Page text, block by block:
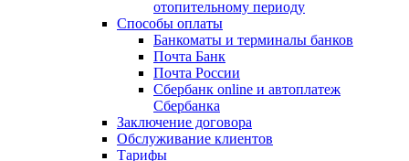
отопительному периоду
Способы оплаты
Банкоматы и терминалы банков
Почта Банк
Почта России
Сбербанк online и автоплатеж
Сбербанка
Заключение договора
Обслуживание клиентов
Тарифы